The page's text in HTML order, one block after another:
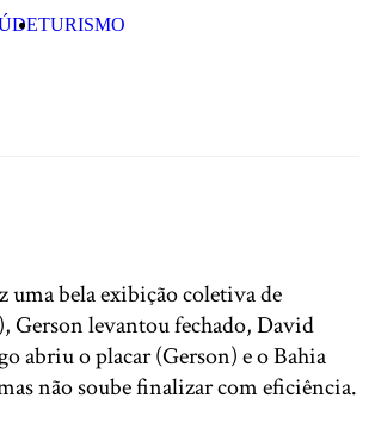
TURISMO
uma bela exibição coletiva de
Gerson levantou fechado, David
abriu o placar (Gerson) e o Bahia
não soube finalizar com eficiência.